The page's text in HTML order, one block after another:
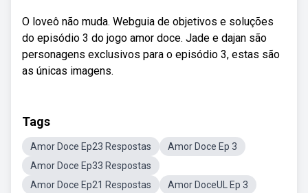
O loveô não muda. Webguia de objetivos e soluções
do episódio 3 do jogo amor doce. Jade e dajan são
personagens exclusivos para o episódio 3, estas são
as únicas imagens.
Tags
Amor Doce Ep23 Respostas
Amor Doce Ep 3
Amor Doce Ep33 Respostas
Amor Doce Ep21 Respostas
Amor DoceUL Ep 3